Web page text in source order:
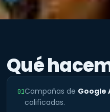
Qué
01Campañas de Google
calificadas.